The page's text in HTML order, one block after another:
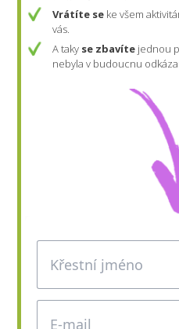
Vrátíte se ke všem
vás.
A taky se zbavíte jednou
nebyla v budoucnu